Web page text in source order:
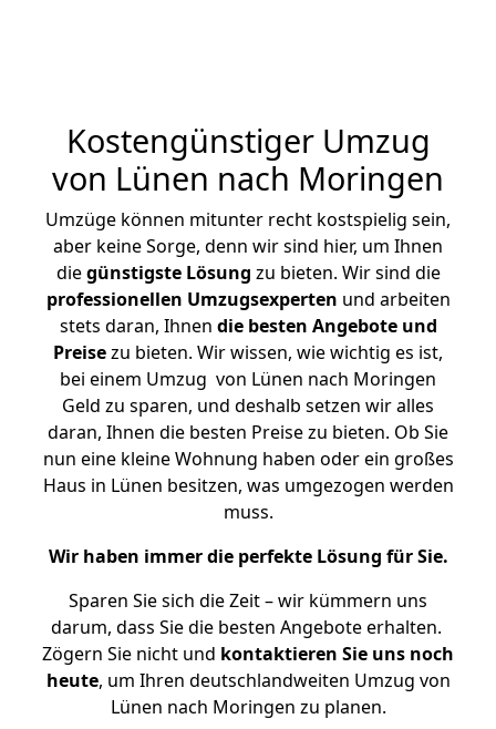
Kostengünstiger Umzug
von Lünen nach Moringen
Umzüge können mitunter recht kostspielig sein,
aber keine Sorge, denn wir sind hier, um Ihnen
diegünstigste Lösung zu bieten. Wir sind die
professionellen Umzugsexperten und arbeiten
stets daran, Ihnen die besten Angebote und
Preisezu bieten. Wir wissen, wie wichtig es ist,
bei einem Umzug von Lünen nach Moringen
Geld zu sparen, und deshalb setzen wir alles
daran, Ihnen die besten Preise zu bieten. Ob Sie
nun eine kleine Wohnung haben oder ein großes
Haus in Lünen besitzen, was umgezogen werden
muss.
Wir haben immer die perfekte Lösung für Sie.
Sparen Sie sich die Zeit – wir kümmern uns
darum, dass Sie die besten Angebote erhalten.
Zögern Sie nicht und kontaktieren Sie uns noch
heute, um Ihren deutschlandweiten Umzug von
Lünen nach Moringen zu planen.